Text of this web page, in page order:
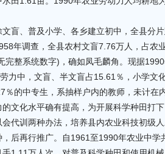
盲、普及小学、各乡建立初中，全县分
年调查，全县农村文盲7.76万人，占农
完整系统数字)，确如凤毛麟角。现据
力中，文盲、半文盲占15.61％，小学文
％的中专生，系抽样户内的教师，未计在
的文化水平确有提高，为开展科学种田打
代训两种办法，培养县内农业科技初级
，后再行推广。自1961至1990年农业中